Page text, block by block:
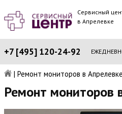
Сервисный
в Апрелевке
+7 [495] 120-24-92
| Ремонт мониторов в Апрелевке
Ремонт мониторов